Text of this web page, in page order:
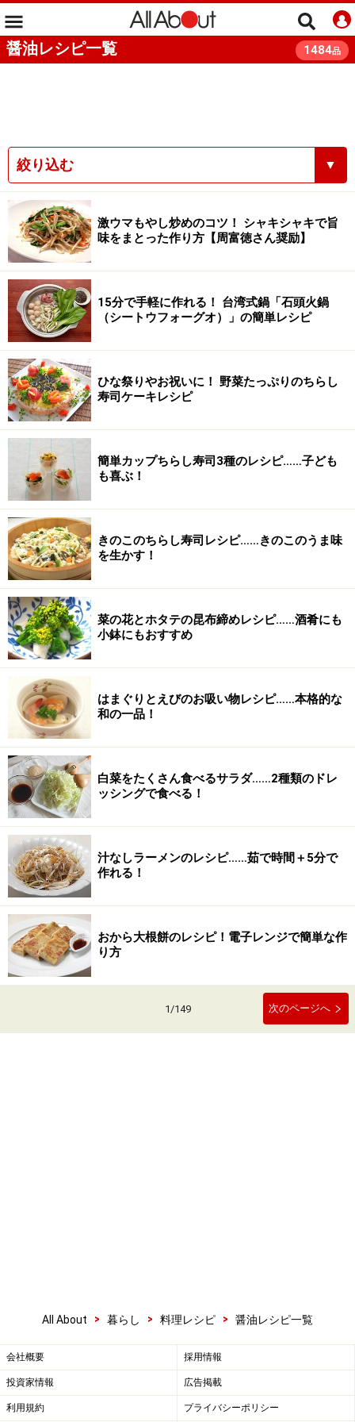
醤油レシピ一覧 1484品
絞り込む ▼
激ウマもやし炒めのコツ！ シャキシャキで旨
味をまとった作り方【周富徳さん奨励】
15分で手軽に作れる！ 台湾式鍋「石頭火鍋
（シートウフォーグオ）」の簡単レシピ
ひな祭りやお祝いに！ 野菜たっぷりのちらし
寿司ケーキレシピ
簡単カップちらし寿司3種のレシピ……子ども
も喜ぶ！
きのこのちらし寿司レシピ……きのこのうま味
を生かす！
菜の花とホタテの昆布締めレシピ……酒肴にも
小鉢にもおすすめ
はまぐりとえびのお吸い物レシピ……本格的な
和の一品！
白菜をたくさん食べるサラダ……2種類のドレ
ッシングで食べる！
汁なしラーメンのレシピ……茹で時間＋5分で
作れる！
おから大根餅のレシピ！電子レンジで簡単な作
り方
1/149 次のページへ
All About > 暮らし > 料理レシピ > 醤油レシピ一覧
会社概要 採用情報
投資家情報 広告掲載
利用規約 プライバシーポリシー